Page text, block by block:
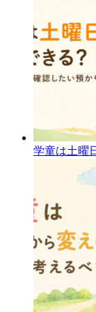
学童は土曜